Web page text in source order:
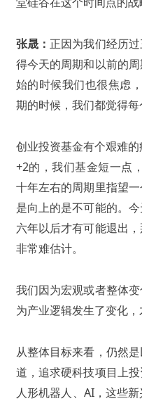
张晟： 正因为我们经历
得今天的周期和以前的
始的时候我们也很焦虑
期的时候，我们都觉得每
创业投资基金有个艰难
+2的，我们基金短一点
十年左右的周期里指望
是向上的是不可能的。
六年以后才有可能退出
非常难估计。
我们因为宏观或者整体
为产业逻辑发生了变化，
从整体目标来看，仍然
道，追求硬科技项目上
人形机器人、AI，这些